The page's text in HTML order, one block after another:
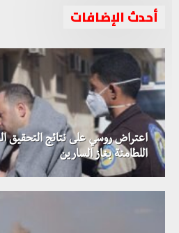
أحدث الإضافات
اعتراض روسي على نتائج التحقيق
اللطامنة بغاز السارين